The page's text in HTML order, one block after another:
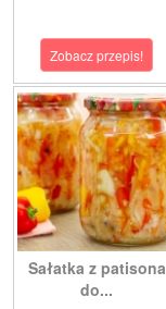
Zobacz przepis!
Sałatka z patisona
do...